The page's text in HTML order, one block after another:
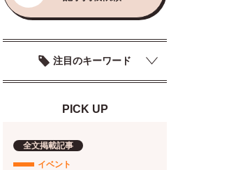
注目のキーワード
PICK UP
全文掲載記事
イベント